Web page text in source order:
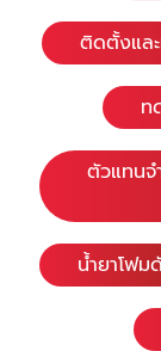
ติดตั้งแล
ท
ตัวแทนจ
น้ำยาโฟม